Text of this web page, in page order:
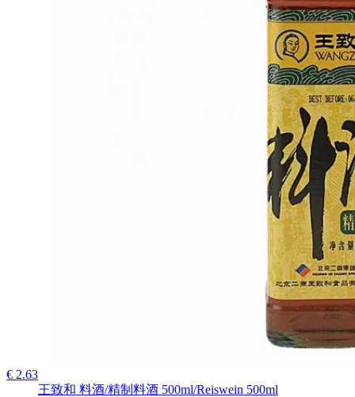
€ 2.63
王致和 料酒/精制料酒 500ml/Reiswein 500ml